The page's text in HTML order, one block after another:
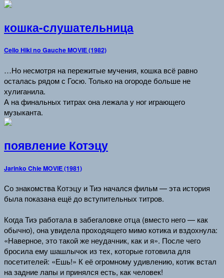
кошка-слушательница
Cello Hiki no Gauche MOVIE (1982)
…Но несмотря на пережитые мучения, кошка всё равно
осталась рядом с Госю. Только на огороде больше не
хулиганила.
А на финальных титрах она лежала у ног играющего
музыканта.
появление Котэцу
Jarinko Chie MOVIE (1981)
Со знакомства Котэцу и Тиэ начался фильм — эта история
была показана ещё до вступительных титров.
Когда Тиэ работала в забегаловке отца (вместо него — как
обычно), она увидела проходящего мимо котика и вздохнула:
«Наверное, это такой же неудачник, как и я». После чего
бросила ему шашлычок из тех, которые готовила для
посетителей: «Ешь!» К её огромному удивлению, котик встал
на задние лапы и принялся есть, как человек!